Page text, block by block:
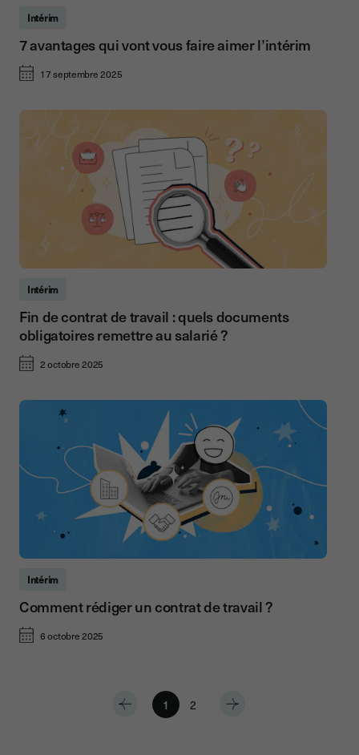
Intérim
7 avantages qui vont vous faire aimer l’intérim
17 septembre 2025
Intérim
Fin de contrat de travail : quels documents
obligatoires remettre au salarié ?
2 octobre 2025
Intérim
Comment rédiger un contrat de travail ?
6 octobre 2025
1 2